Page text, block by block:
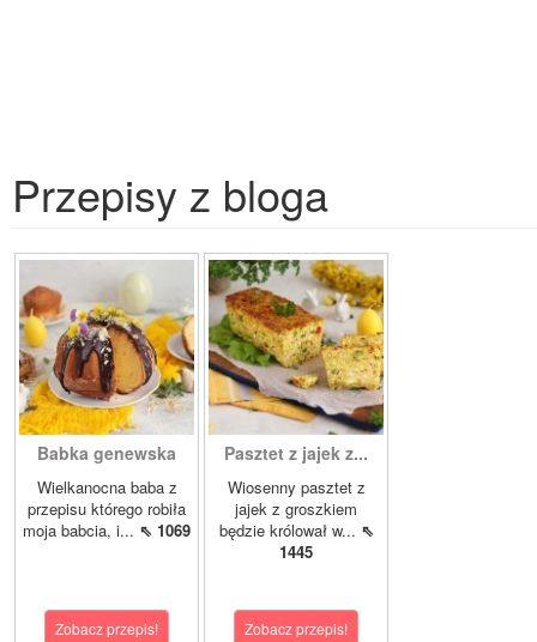
Przepisy z bloga
Babka genewska
Wielkanocna baba z
przepisu którego robiła
moja babcia, i... ⇖ 1069
Zobacz przepis!
Pasztet z jajek z...
Wiosenny pasztet z
jajek z groszkiem
będzie królował w... ⇖
1445
Zobacz przepis!